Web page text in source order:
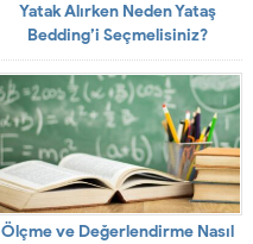
Yatak Alırken Neden Yataş
Bedding’i Seçmelisiniz?
Ölçme ve Değerlendirme Nasıl